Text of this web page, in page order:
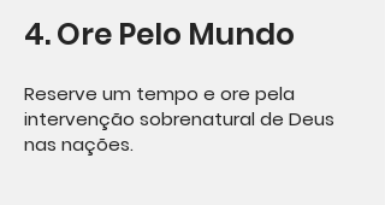
4. Ore Pelo Mundo
Reserve um tempo e ore pela
intervenção sobrenatural de Deus
nas nações.